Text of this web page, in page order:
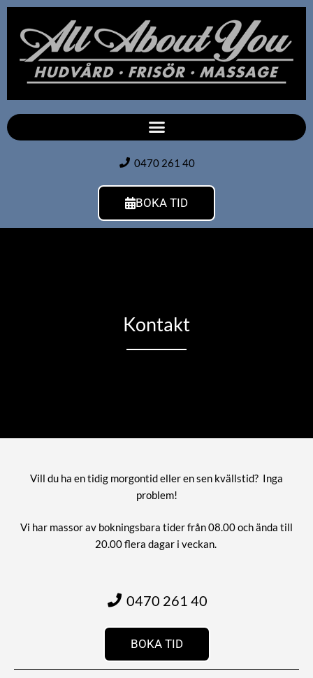
0470 261 40
BOKA TID
Kontakt
Vill du ha en tidig morgontid eller en sen kvällstid? Inga
problem!
Vi har massor av bokningsbara tider från 08.00 och ända till
20.00 flera dagar i veckan.
0470 261 40
BOKA TID